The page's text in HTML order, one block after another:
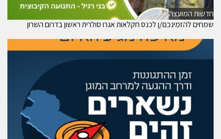
חדשות המועצה
שמחים להזמינכם/ן לכנס חקלאות אגרו סולרית ראשון בדרום השרון